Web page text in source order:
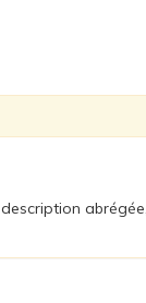
abrégée,